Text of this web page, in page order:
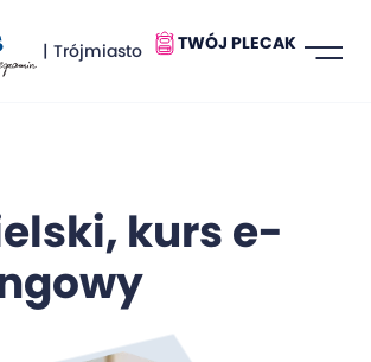
| Trójmiasto TWÓJ PLECAK
kurs e-